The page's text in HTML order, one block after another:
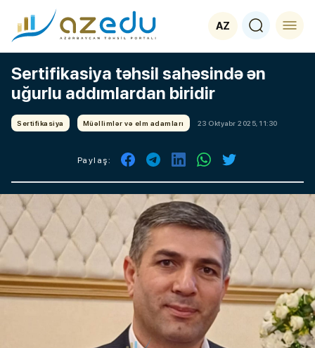
AZ
Sertifikasiya təhsil sahəsində ən
uğurlu addımlardan biridir
Sertifikasiya Müəllimlər və elm adamları 23 Oktyabr 2025, 11:30
Paylaş: